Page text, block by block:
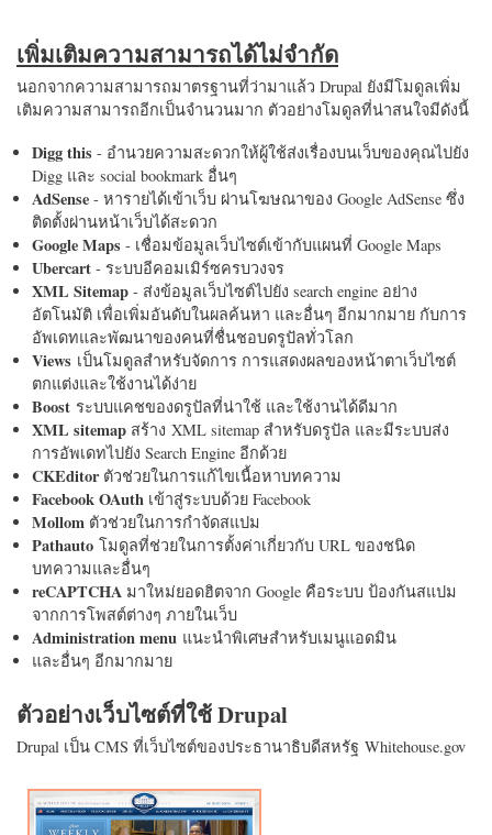
เพิ่มเติมความสามารถได้ไม่จำกัด
นอกจากความสามารถมาตรฐานที่ว่ามาแล้ว Drupal ยังมีโมดูลเพิ่ม
เติมความสามารถอีกเป็นจำนวนมาก ตัวอย่างโมดูลที่น่าสนใจมีดังนี้
Digg this - อำนวยความสะดวกให้ผู้ใช้ส่งเรื่องบนเว็บของคุณไปยัง
Digg และ social bookmark อื่นๆ
AdSense - หารายได้เข้าเว็บ ผ่านโฆษณาของ Google AdSense ซึ่ง
ติดตั้งผ่านหน้าเว็บได้สะดวก
Google Maps - เชื่อมข้อมูลเว็บไซต์เข้ากับแผนที่ Google Maps
Ubercart - ระบบอีคอมเมิร์ซครบวงจร
XML Sitemap - ส่งข้อมูลเว็บไซต์ไปยัง search engine อย่าง
อัตโนมัติ เพื่อเพิ่มอันดับในผลค้นหา และอื่นๆ อีกมากมาย กับการ
อัพเดทและพัฒนาของคนที่ชื่นชอบดรูปัลทั่วโลก
Views เป็นโมดูลสำหรับจัดการ การแสดงผลของหน้าตาเว็บไซต์
ตกแต่งและใช้งานได้ง่าย
Boost ระบบแคชของดรูปัลที่น่าใช้ และใช้งานได้ดีมาก
XML sitemap สร้าง XML sitemap สำหรับดรูปัล และมีระบบส่ง
การอัพเดทไปยัง Search Engine อีกด้วย
CKEditorตัวช่วยในการแก้ไขเนื้อหาบทความ
Facebook OAuth เข้าสู่ระบบด้วย Facebook
Mollom ตัวช่วยในการกำจัดสแปม
Pathauto โมดูลที่ช่วยในการตั้งค่าเกี่ยวกับ URL ของชนิด
บทความและอื่นๆ
reCAPTCHA มาใหม่ยอดฮิตจาก Google คือระบบ ป้องกันสแปม
จากการโพสต์ต่างๆ ภายในเว็บ
Administration menu แนะนำพิเศษสำหรับเมนูแอดมิน
และอื่นๆ อีกมากมาย
ตัวอย่างเว็บไซต์ที่ใช้ Drupal
Drupal เป็น CMS ที่เว็บไซต์ของประธานาธิบดีสหรัฐ Whitehouse.gov